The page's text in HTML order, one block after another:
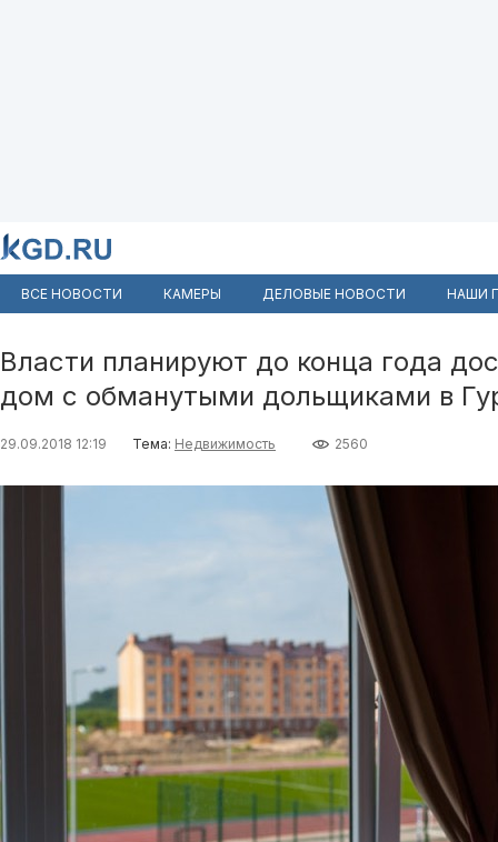
ВСЕ НОВОСТИ КАМЕРЫ ДЕЛОВЫЕ НОВОСТИ НАШИ
Власти планируют до конца года
дом с обманутыми дольщиками в
29.09.2018 12:19 Тема: Недвижимость 2560